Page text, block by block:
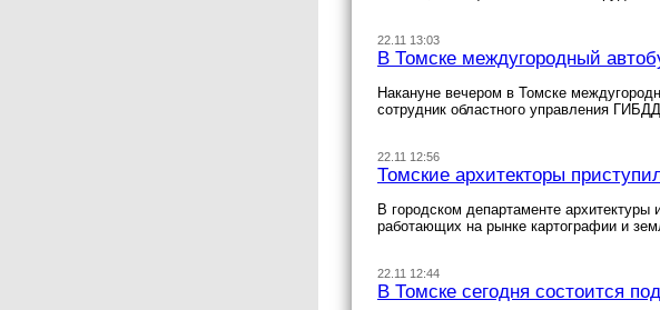
22.11 13:03
В Томске междугородный
Накануне вечером в Томске
сотрудник областного управления
22.11 12:56
Томские архитекторы
В городском департаменте
работающих на рынке картографии и
22.11 12:44
В Томске сегодня состоится